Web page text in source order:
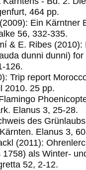
464 pp.
Ein Kärntner
56, 332-335.
& E. Ribes (2010):
dunni dunni) for
126.
Trip report
2010. 25 pp.
Elanus 3, 25-28.
des
Elanus 3,
(2011):
als Winter-
52, 2-12.